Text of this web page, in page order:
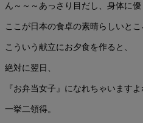
ん～～～あっさり目だし、身体に優
ここが日本の食卓の素晴らしいとこ
こういう献立にお夕食を作ると、
絶対に翌日、
『お弁当女子』になれちゃいます
一挙二領得。